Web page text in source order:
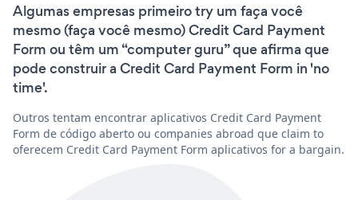
Algumas empresas primeiro try um faça você
mesmo (faça você mesmo) Credit Card Payment
Form ou têm um “computer guru” que afirma que
pode construir a Credit Card Payment Form in 'no
time'.
Outros tentam encontrar aplicativos Credit Card Payment
Form de código aberto ou companies abroad que claim to
oferecem Credit Card Payment Form aplicativos for a bargain.